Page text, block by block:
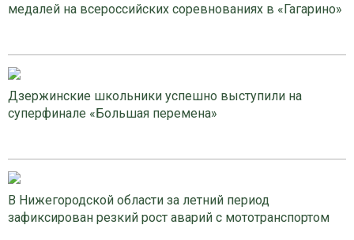
медалей на всероссийских соревнованиях в «Гагарино»
Дзержинские школьники успешно выступили на
суперфинале «Большая перемена»
В Нижегородской области за летний период
зафиксирован резкий рост аварий с мототранспортом